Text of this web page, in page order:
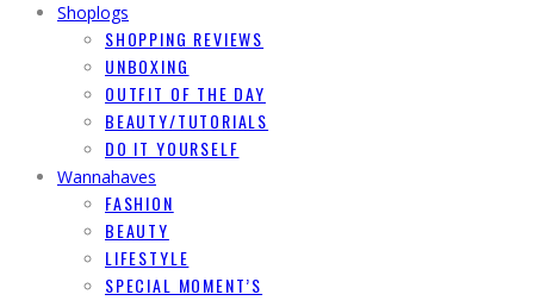
Shoplogs
SHOPPING REVIEWS
UNBOXING
OUTFIT OF THE DAY
BEAUTY/TUTORIALS
DO IT YOURSELF
Wannahaves
FASHION
BEAUTY
LIFESTYLE
SPECIAL MOMENT’S